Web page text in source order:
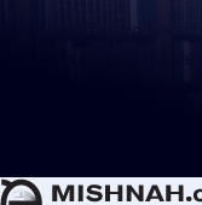
Whether you are
or for your own
to help you keep track